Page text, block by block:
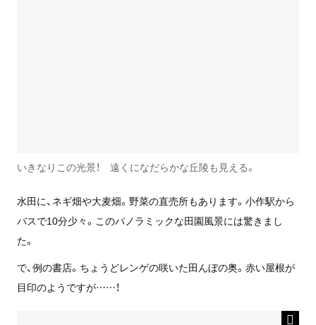
いきなりこの光景！ 遠くになだらかな丘陵も見える。
水田に、ネギ畑や大麦畑。野菜の直売所もあります。小作駅から
バスで10分少々。このパノラミックな田園風景には驚きまし
た。
で、例の書店。ちょうどレンゲの咲いた田んぼの奥。赤い屋根が
目印のようですが……！